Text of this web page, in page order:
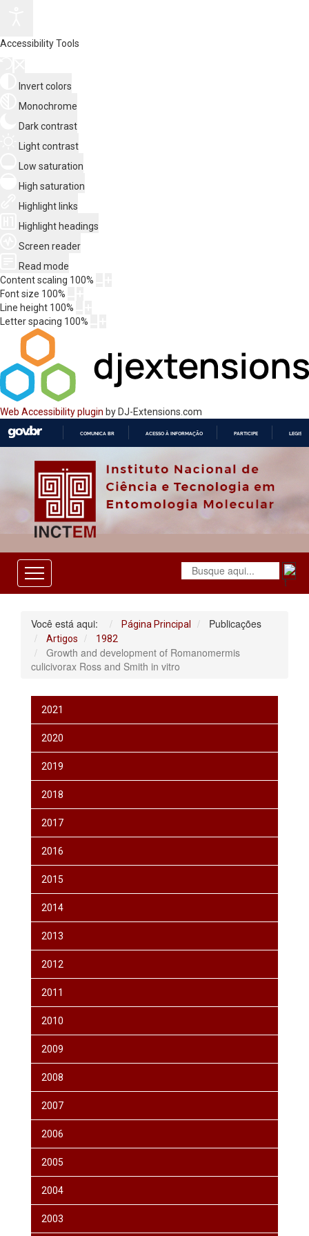
Accessibility Tools
Invert colors
Monochrome
Dark contrast
Light contrast
Low saturation
High saturation
Highlight links
Highlight headings
Screen reader
Read mode
Content scaling 100%
Font size 100%
Line height 100%
Letter spacing 100%
Web Accessibility plugin by DJ-Extensions.com
O
COMUNICA BR ACESSO À INFORMAÇÃO PARTICIPE
Você está aqui: Página Principal Publicações
Artigos 1982
Growth and development of Romanomermis
culicivorax Ross and Smith in vitro
2021
2020
2019
2018
2017
2016
2015
2014
2013
2012
2011
2010
2009
2008
2007
2006
2005
2004
2003